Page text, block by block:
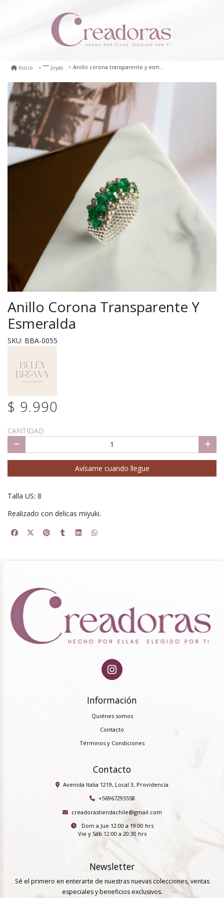
Inicio Joyas Anillo corona transparente y esmeralda
Anillo Corona Transparente Y
Esmeralda
SKU: BBA-0055
$ 9.990
CANTIDAD
Avísame cuando llegue
Talla US: 8
Realizado con delicas miyuki.
Información
Quiénes somos
Contacto
Términos y Condiciones
Contacto
Avenida Italia 1219, Local 3, Providencia
+56967295558
creadorastiendachile@gmail.com
Dom a Jue 12:00 a 19:00 hrs
Vie y Sáb 12:00 a 20:30 hrs
Newsletter
Sé el primero en enterarte de nuestras nuevas colecciones, ventas
especiales y beneficios exclusivos.